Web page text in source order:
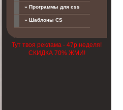
» Программы для css
» Шаблоны CS
Тут твоя реклама - 47р неделя!
СКИДКА 70% ЖМИ!